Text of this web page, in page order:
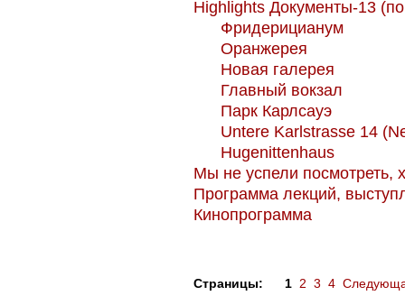
Highlights Документы-13
Фридерицианум
Оранжерея
Новая галерея
Главный вокзал
Парк Карлсауэ
Untere Karlstrasse 14
Hugenittenhaus
Мы не успели посмотреть,
Программа лекций,
Кинопрограмма
Страницы: 1 2 3 4